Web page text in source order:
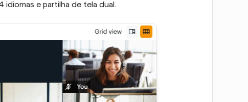
idiomas e partilha de tela dual.